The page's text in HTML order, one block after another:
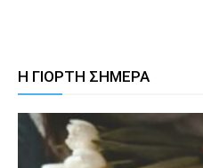
Η ΓΙΟΡΤΗ ΣΗΜΕΡΑ